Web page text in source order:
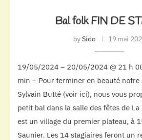
Bal folk FIN DE
bySido 19 mai
19/05/2024 – 20/05/2024 @ 21 h
min – Pour terminer en beauté notre
Sylvain Butté (voir ici), nous vous
petit bal dans la salle des fêtes de
est un village du premier plateau, à
Saunier. Les 14 stagiaires feront un